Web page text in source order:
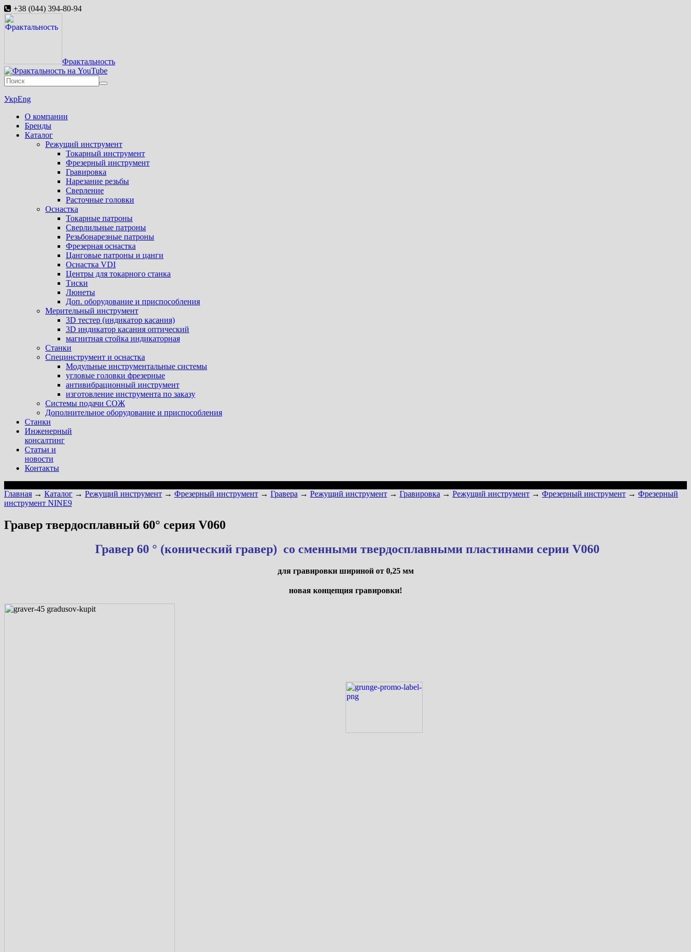
+38 (044) 394-80-94
Фрактальность
УкрEng
О компании
Бренды
Каталог
Режущий инструмент
Токарный инструмент
Фрезерный инструмент
Гравировка
Нарезание резьбы
Сверление
Расточные головки
Оснастка
Токарные патроны
Сверлильные патроны
Резьбонарезные патроны
Фрезерная оснастка
Цанговые патроны и цанги
Оснастка VDI
Центры для токарного станка
Тиски
Люнеты
Доп. оборудование и приспособления
Мерительный инструмент
3D тестер (индикатор касания)
3D индикатор касания оптический
магнитная стойка индикаторная
Станки
Специнструмент и оснастка
Модульные инструментальные системы
угловые головки фрезерные
антивибрационный инструмент
изготовление инструмента по заказу
Системы подачи СОЖ
Дополнительное оборудование и приспособления
Станки
Инженерный
консалтинг
Статьи и
новости
Контакты
Главная → Каталог → Режущий инструмент → Фрезерный инструмент → Гравера → Режущий инструмент → Гравировка → Режущий инструмент → Фрезерный инструмент → Фрезерный
инструмент NINE9
Гравер твердосплавный 60° серия V060
Гравер 60 ° (конический гравер) со сменными твердосплавными пластинами серии V060
для гравировки шириной от 0,25 мм
новая концепция гравировки!